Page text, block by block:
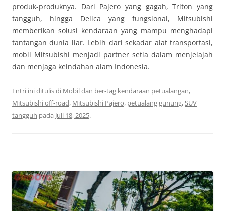
produk-produknya. Dari Pajero yang gagah, Triton yang
tangguh, hingga Delica yang fungsional, Mitsubishi
memberikan solusi kendaraan yang mampu menghadapi
tantangan dunia liar. Lebih dari sekadar alat transportasi,
mobil Mitsubishi menjadi partner setia dalam menjelajah
dan menjaga keindahan alam Indonesia.
Entri ini ditulis di Mobildan ber-tag kendaraan petualangan,
Mitsubishi off-road, Mitsubishi Pajero, petualang gunung,SUV
tangguh pada Juli 18, 2025.